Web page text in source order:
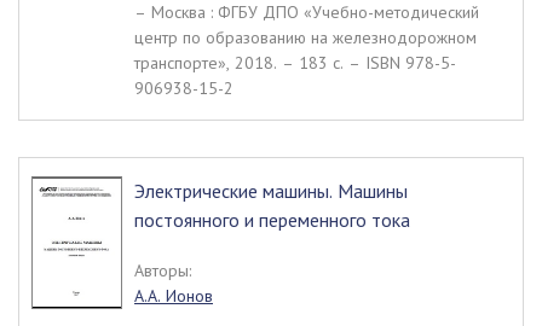
– Москва : ФГБУ ДПО «Учебно-методический
центр по образованию на железнодорожном
транспорте», 2018. – 183 c. – ISBN 978-5-
906938-15-2
Электрические машины. Машины
постоянного и переменного тока
Авторы:
А.А. Ионов